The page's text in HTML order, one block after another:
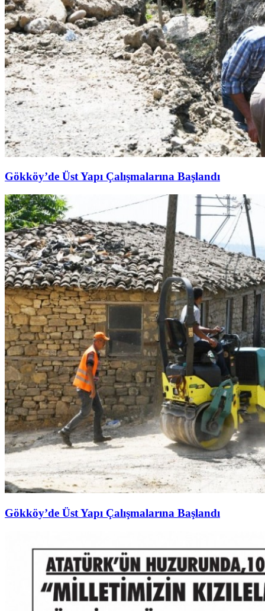
Gökköy’de Üst Yapı Çalışmalarına Başlandı
Gökköy’de Üst Yapı Çalışmalarına Başlandı